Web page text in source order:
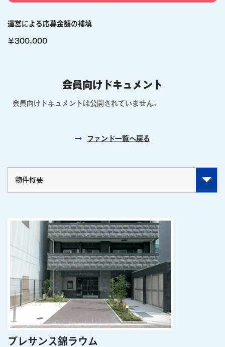
プレサンス錦ラウム
運営による応募金額の補填
￥300,000
会員向けドキュメント
会員向けドキュメントは公開されていません。
ファンド一覧へ戻る